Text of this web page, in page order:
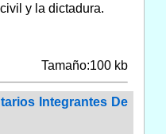
y la dictadura.
Tamaño:100 kb
Integrantes De